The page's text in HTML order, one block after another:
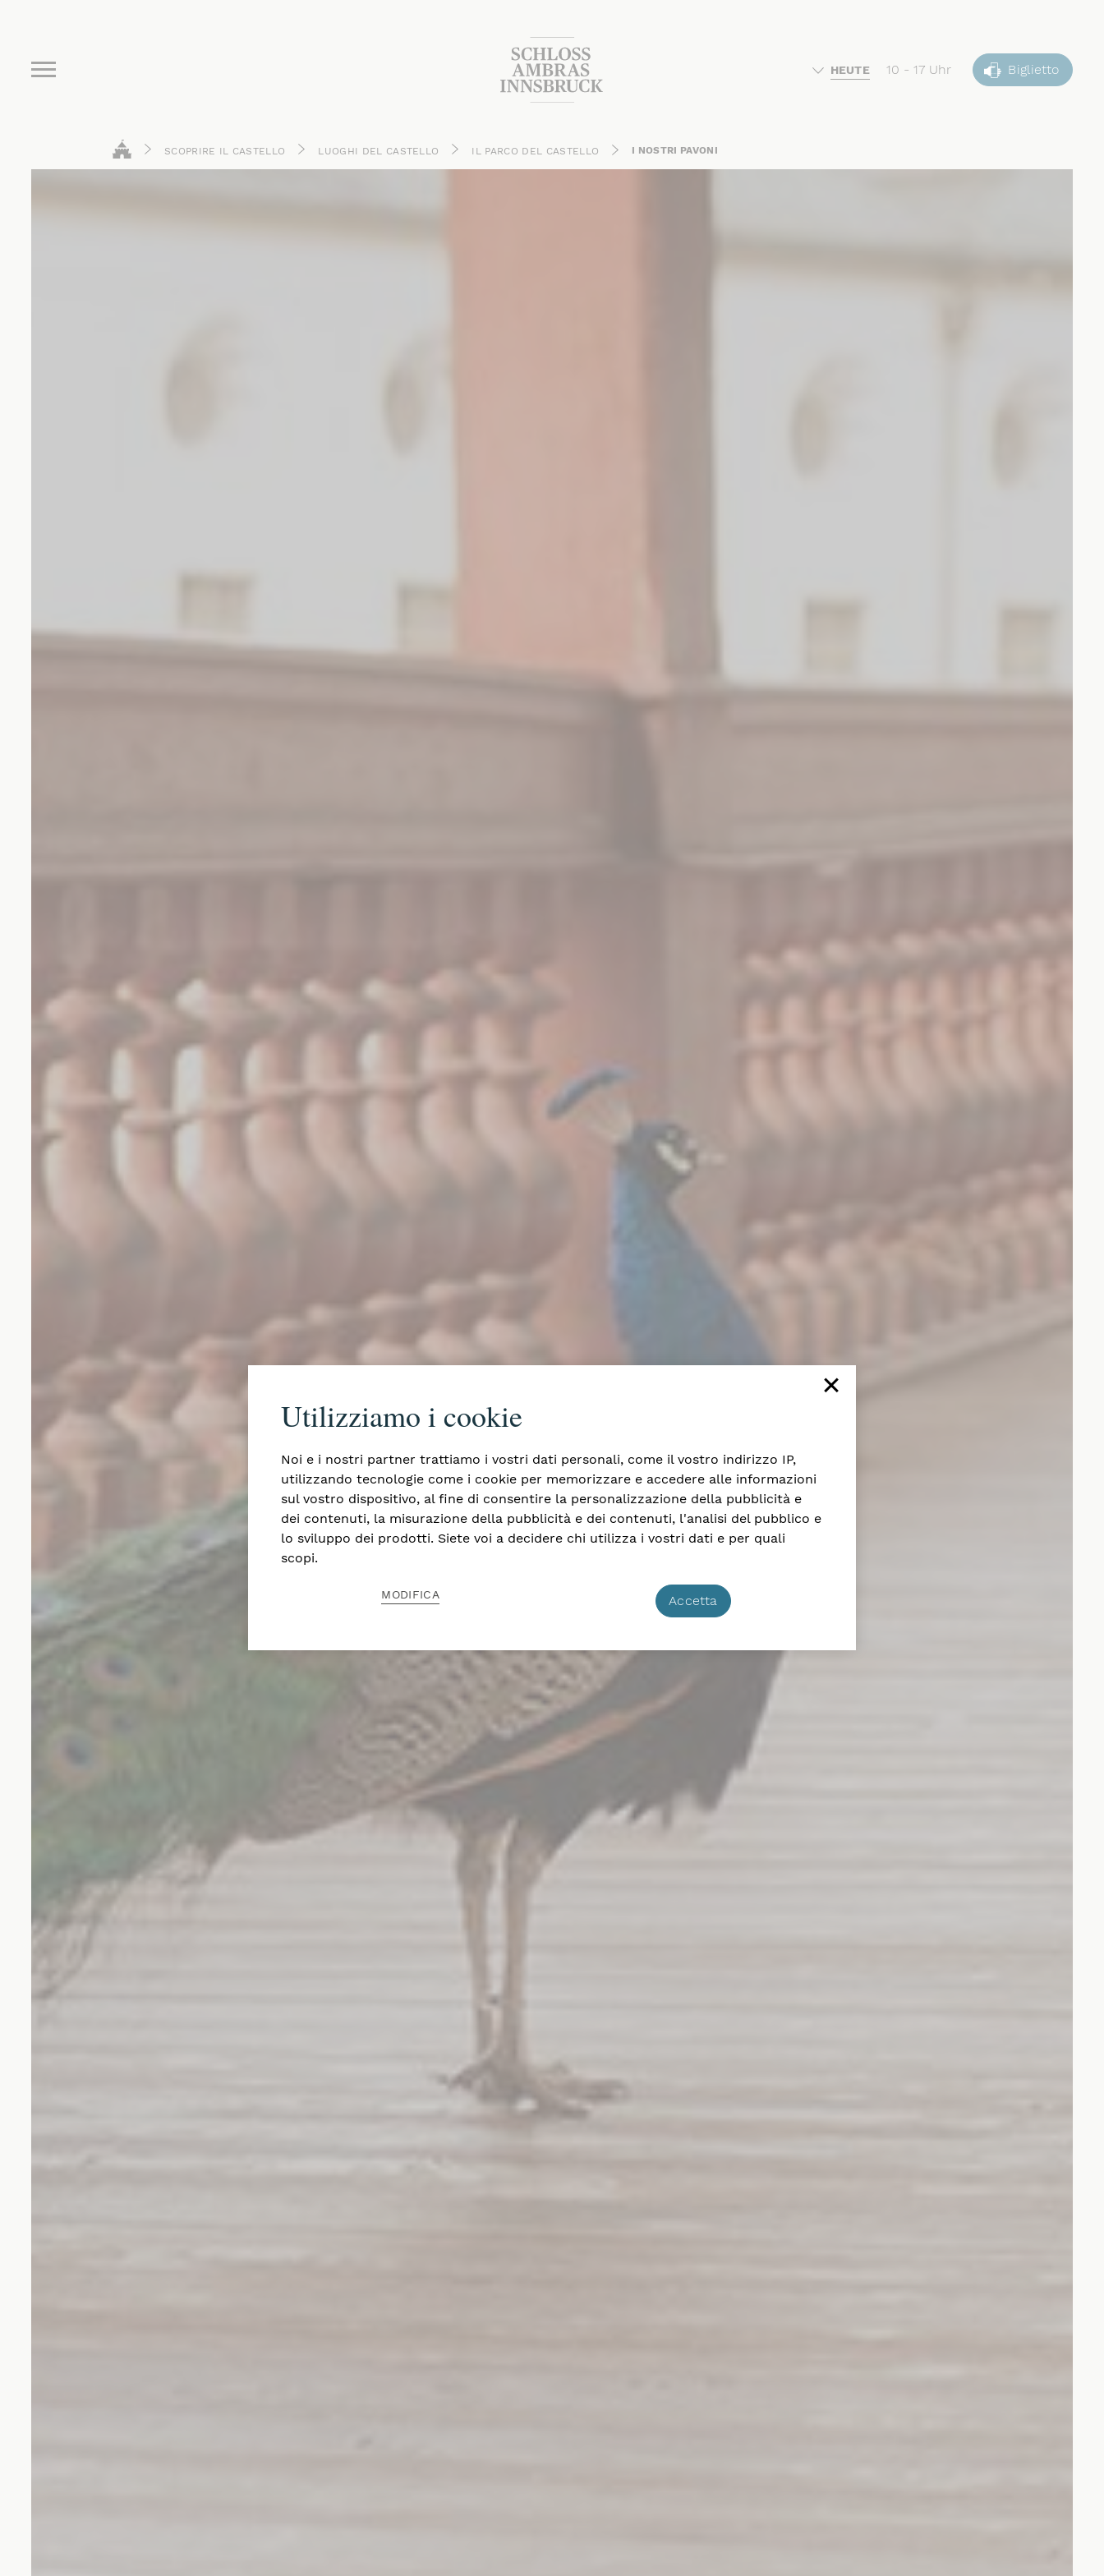
HEUTE 10 - 17 Uhr Biglietto
HOME SCOPRIRE IL CASTELLO LUOGHI DEL CASTELLO IL PARCO DEL CASTELLO I NOSTRI PAVONI
×
Utilizziamo i cookie
Noi e i nostri partner trattiamo i vostri dati personali, come il vostro indirizzo IP,
utilizzando tecnologie come i cookie per memorizzare e accedere alle informazioni
sul vostro dispositivo, al fine di consentire la personalizzazione della pubblicità e
dei contenuti, la misurazione della pubblicità e dei contenuti, l'analisi del pubblico e
lo sviluppo dei prodotti. Siete voi a decidere chi utilizza i vostri dati e per quali
scopi.
MODIFICA Accetta